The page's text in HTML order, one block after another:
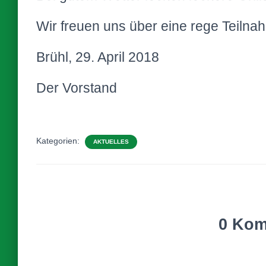
Wir freuen uns über eine rege
Brühl, 29. April 2018
Der Vorstand
Kategorien: AKTUELLES
0